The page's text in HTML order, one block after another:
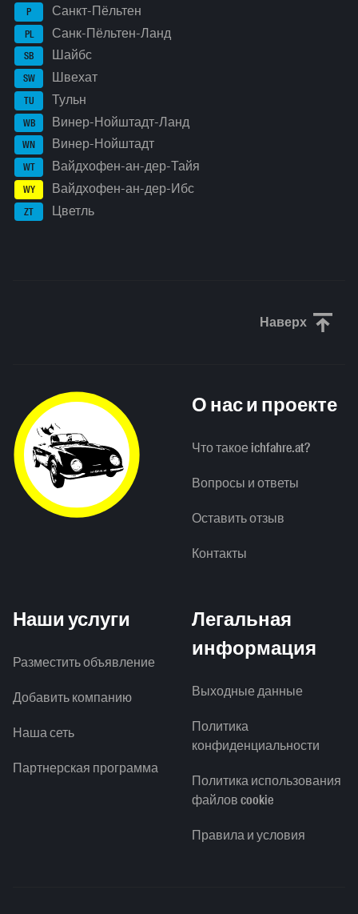
P Санкт-Пёльтен
PL Санк-Пёльтен-Ланд
SB Шайбс
SW Швехат
TU Тульн
WB Винер-Нойштадт-Ланд
WN Винер-Нойштадт
WT Вайдхофен-ан-дер-Тайя
WY Вайдхофен-ан-дер-Ибс
ZT Цветль
Наверх
О нас и проекте
Что такое ichfahre.at?
Вопросы и ответы
Оставить отзыв
Контакты
Наши услуги
Разместить объявление
Добавить компанию
Наша сеть
Партнерская программа
Легальная
информация
Выходные данные
Политика
конфиденциальности
Политика использования
файлов cookie
Правила и условия